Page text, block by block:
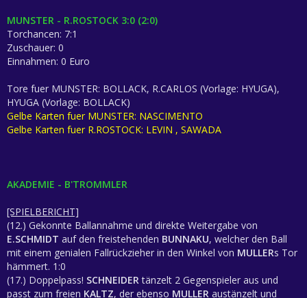
MUNSTER - R.ROSTOCK 3:0 (2:0)
Torchancen: 7:1
Zuschauer: 0
Einnahmen: 0 Euro
Tore fuer MUNSTER: BOLLACK, R.CARLOS (Vorlage: HYUGA),
HYUGA (Vorlage: BOLLACK)
Gelbe Karten fuer MUNSTER: NASCIMENTO
Gelbe Karten fuer R.ROSTOCK: LEVIN , SAWADA
AKADEMIE - B'TROMMLER
[SPIELBERICHT]
(12.) Gekonnte Ballannahme und direkte Weitergabe von
E.SCHMIDT auf den freistehenden BUNNAKU, welcher den Ball
mit einem genialen Fallrückzieher in den Winkel von MULLERs Tor
hämmert. 1:0
(17.) Doppelpass! SCHNEIDER tänzelt 2 Gegenspieler aus und
passt zum freien KALTZ, der ebenso MULLER austänzelt und